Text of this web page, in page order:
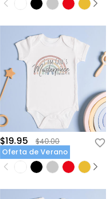
$19.95
$40.00
Oferta de Verano